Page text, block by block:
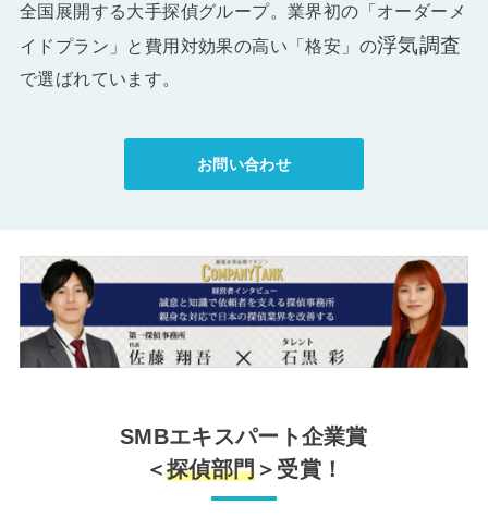
全国展開する大手探偵グループ。業界初の「オーダーメ
イドプラン」と費用対効果の高い「格安」の浮気調査
で選ばれています。
お問い合わせ
SMBエキスパート企業賞
＜探偵部門 ＞受賞！